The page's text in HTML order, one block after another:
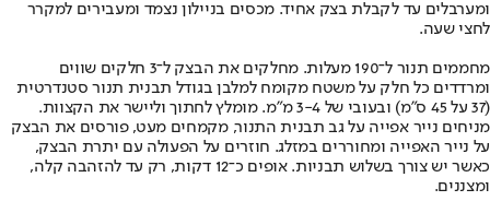
ומערבלים עד לקבלת בצק אחיד. מכסים בניילון נצמד ומעבירים למקרר
לחצי שעה.
מחממים תנור ל־190 מעלות. מחלקים את הבצק ל־3 חלקים שווים
ומרדדים כל חלק על משטח מקומח למלבן בגודל תבנית תנור סטנדרטית
(37 על 45 ס"מ) ובעובי של 3-4 מ"מ. מומלץ לחתוך וליישר את הקצוות.
מניחים נייר אפייה על גב תבנית התנור, מקמחים מעט, פורסים את הבצק
על נייר האפייה ומחוררים במזלג. חוזרים על הפעולה עם יתרת הבצק,
כאשר יש צורך בשלוש תבניות. אופים כ־12 דקות, רק עד להזהבה קלה,
ומצננים.